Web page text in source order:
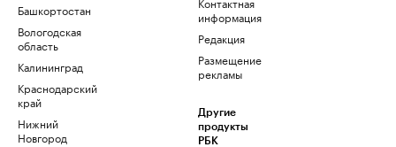
Башкортостан
Вологодская
область
Калининград
Краснодарский
край
Нижний
Новгород
информация
Редакция
Размещение
рекламы
Другие
продукты
РБК